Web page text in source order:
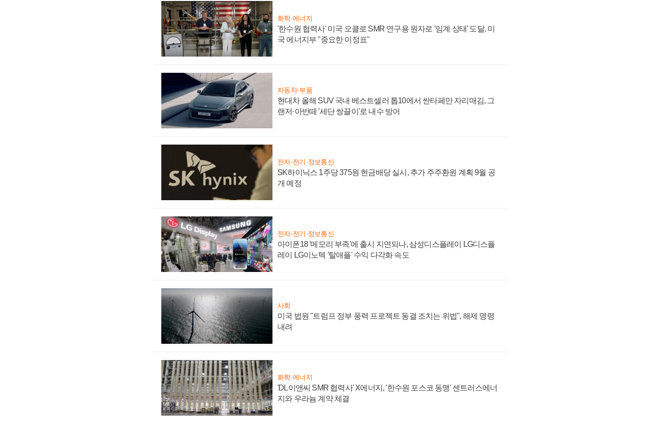
화학·에너지
'한수원 협력사' 미국 오클로 SMR 연구용 원자로 '임계 상태' 도달, 미
국 에너지부 "중요한 이정표"
자동차·부품
현대차 올해 SUV 국내 베스트셀러 톱10에서 싼타페만 자리매김, 그
랜저·아반떼 '세단 쌍끌이'로 내수 방어
전자·전기·정보통신
SK하이닉스 1주당 375원 현금배당 실시, 추가 주주환원 계획 9월 공
개 예정
전자·전기·정보통신
아이폰18 '메모리 부족'에 출시 지연되나, 삼성디스플레이 LG디스플
레이 LG이노텍 '탈애플' 수익 다각화 속도
사회
미국 법원 "트럼프 정부 풍력 프로젝트 동결 조치는 위법", 해제 명령
내려
화학·에너지
'DL이앤씨 SMR 협력사' X에너지, '한수원 포스코 동맹' 센트러스에너
지와 우라늄 계약 체결